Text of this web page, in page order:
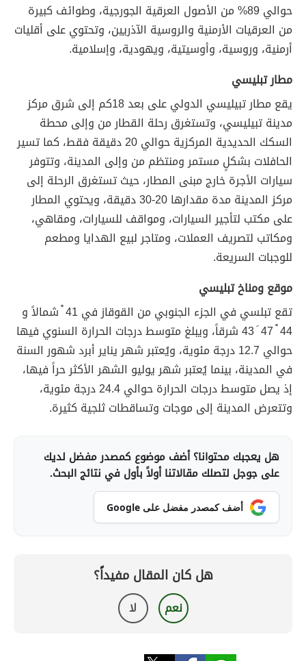
حوالي 89% من الأصول العرقية الجورجية، وطوائف كبيرة
من العرقيات الأرمنية والروسية الآذريين، وتحتوي على أقليات
أرمنية، وروسية، وأوسيتية، ويهودية، وإسلامية.
مطار تبليسي
يقع مطار تبيليسي الدولي على بعد 18كم إلى شرق مركز
مدينة تبيليسي، وتستغرق رحلة القطار من وإلى محطة
السكك الحديدية المركزية حوالي 20 دقيقة فقط، كما تسير
الحافلات بشكلٍ مستمر ومنتظم من وإلى المدينة، وتتوفر
سيارات الأجرة خارج مبنى المطار، حيث تستغرق الرحلة إلى
مركز المدينة مدة مقدارها 20-30 دقيقة، ويحتوي المطار
على مكتب لتأجير السيارات، ومواقف للسيارات، ومقاهي،
ومكاتب لتصريف العملات، ومتاجر لبيع الهدايا ومطعم
للوجبات السريعة.
موقع ومناخ تبليسي
تقع تبلسي في الجزء الجنوبي من القوقاز في 41 ْ شمالاً و
44 ْ 47 َ 43 شرقاً، ويبلغ متوسط درجات الحرارة السنوي فيها
حوالي 12.7 درجة مئوية، ويُعتبر شهر يناير أبرد شهور السنة
في المدينة، بينما يُعتبر شهر يوليو الشهر الأكثر حراً فيها،
إذ يصل متوسط درجات الحرارة حوالي 24.4 درجة مئوية،
وتتعرض المدينة إلى موجات وتساقطات ثلجية كثيرة.
هل يعجبك محتوانا؟ أضف موضوع كمصدر مفضل لديك
على جوجل لتصلك مقالاتنا أولاً بأول في نتائج البحث.
أضف كمصدر مفضل على Google
هل كان المقال مفيداً؟
نعم لا